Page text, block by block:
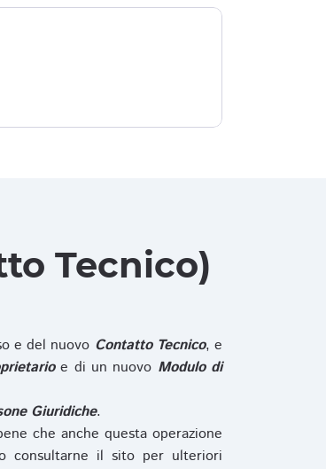
Tecnico)
e del nuovo Contatto Tecnico, e
e di un nuovo Modulo di
Giuridiche.
che anche questa operazione
consultarne il sito per ulteriori